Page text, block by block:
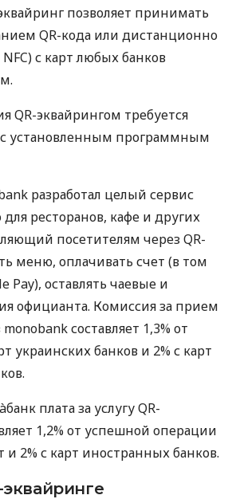
позволяет принимать
QR-кода или дистанционно
с карт любых банков
QR-эквайрингом требуется
установленным программным
разработал целый сервис
ресторанов, кафе и других
посетителям через QR-
меню, оплачивать счет (в том
Pay), оставлять чаевые и
официанта. Комиссия за прием
составляет 1,3% от
украинских банков и 2% с карт
плата за услугу QR-
1,2% от успешной операции
и 2% с карт иностранных банков.